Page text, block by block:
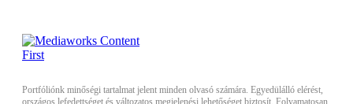
Portfóliónk minőségi tartalmat jelent minden olvasó számára. Egyedülálló elérést,
országos lefedettséget és változatos megjelenési lehetőséget biztosít. Folyamatosan